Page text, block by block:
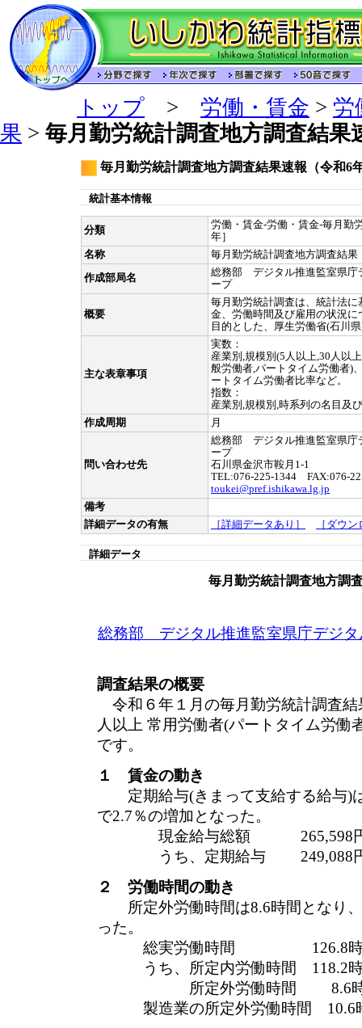
トップ > 労働・賃金 > 労
果 > 毎月勤労統計調査地方調査結果
毎月勤労統計調査地方調査結果速報（令和6
統計基本情報
分類
労働・賃金-労働・賃金-毎月
年］
名称
毎月勤労統計調査地方調査結果
作成部局名
総務部 デジタル推進監室県庁
ープ
概要
毎月勤労統計調査は、統計法
金、労働時間及び雇用の状況
目的とした、厚生労働省(石川
主な表章事項
実数：
産業別,規模別(5人以上,30人以
般労働者,パートタイム労働者)
ートタイム労働者比率など。
指数：
産業別,規模別,時系列の名目及
作成周期
月
問い合わせ先
総務部 デジタル推進監室県庁
ープ
石川県金沢市鞍月1-1
TEL:076-225-1344 FAX:076-
toukei@pref.ishikawa.lg.jp
備考
詳細データの有無
［詳細データあり］ ［ダウ
詳細データ
毎月勤労統計調査地方調
総務部 デジタル推進監室県庁デジ
調査結果の概要
令和６年１月の毎月勤労統計調査
人以上 常用労働者(パートタイム労働
です。
１ 賃金の動き
定期給与(きまって支給する給与)
で2.7％の増加となった。
現金給与総額 265,598円
うち、定期給与 249,088円
２ 労働時間の動き
所定外労働時間は8.6時間となり、
った。
総実労働時間 126.8時間
うち、所定内労働時間 118.2
所定外労働時間 8.6時間
製造業の所定外労働時間 10.6